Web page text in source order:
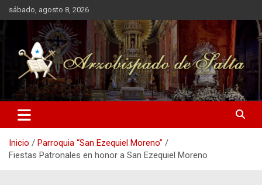
Saltar
al
contenido
sábado, agosto 8, 2026
Arzobispado de Salta
Arzobispado de Salta
Inicio
Parroquia “San Ezequiel Moreno”
Fiestas Patronales en honor a San Ezequiel Moreno